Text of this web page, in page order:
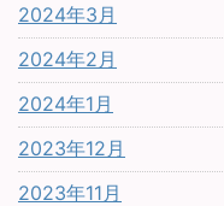
2024年3月
2024年2月
2024年1月
2023年12月
2023年11月